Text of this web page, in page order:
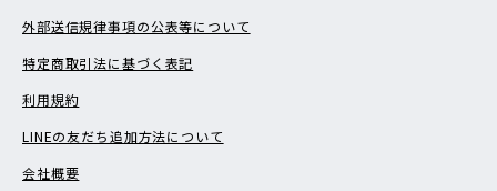
外部送信規律事項の公表等について
特定商取引法に基づく表記
利用規約
LINEの友だち追加方法について
会社概要